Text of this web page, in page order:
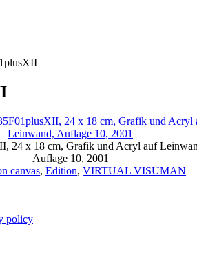
24 x 18 cm, Grafik und Acryl auf
Auflage 10, 2001
canvas, Edition, VIRTUAL VISUMAN
policy